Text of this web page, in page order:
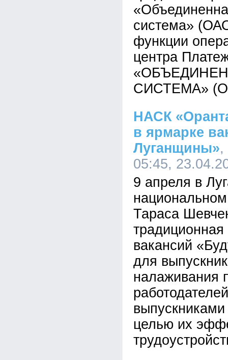
система»
функции
центра
СИСТЕМА»
НАСК
в ярмарке
Луганщины»,
05:45,
9 апреля в
Тараса
вакансий
для
налаживания
выпускниками
целью их